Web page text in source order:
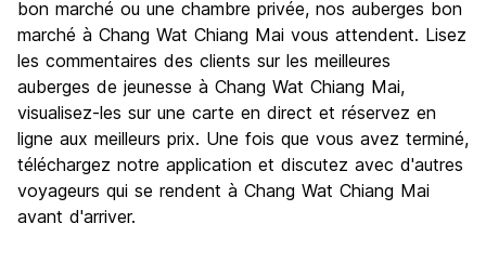
bon marché ou une chambre privée, nos auberges bon
marché à Chang Wat Chiang Mai vous attendent. Lisez
les commentaires des clients sur les meilleures
auberges de jeunesse à Chang Wat Chiang Mai,
visualisez-les sur une carte en direct et réservez en
ligne aux meilleurs prix. Une fois que vous avez terminé,
téléchargez notre application et discutez avec d'autres
voyageurs qui se rendent à Chang Wat Chiang Mai
avant d'arriver.